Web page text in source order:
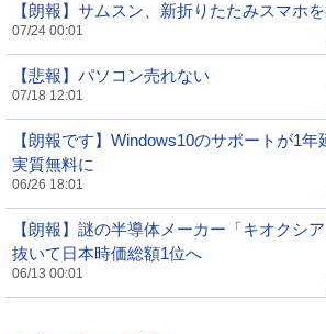
【朗報】サムスン、新折りたたみスマホ
07/24 00:01
【悲報】パソコン売れない
07/18 12:01
【朗報です】Windows10のサポートが1
実質無料に
06/26 18:01
【朗報】謎の半導体メーカー「キオクシ
抜いて日本時価総額1位へ
06/13 00:01